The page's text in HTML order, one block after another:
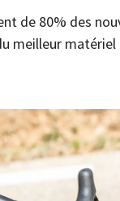
de 80% des